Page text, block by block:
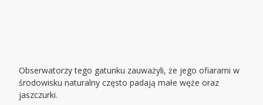
Obserwatorzy tego gatunku zauważyli, że jego ofiarami w
środowisku naturalny często padają małe węże oraz
jaszczurki.